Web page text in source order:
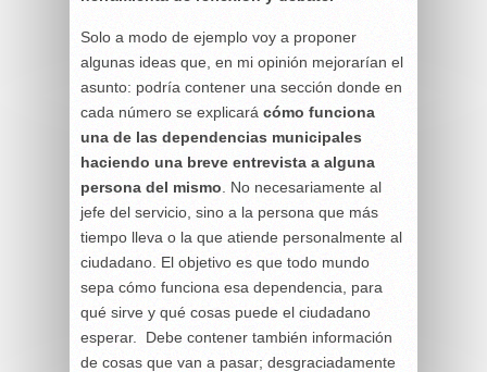
Solo a modo de ejemplo voy a proponer
algunas ideas que, en mi opinión mejorarían el
asunto: podría contener una sección donde en
cada número se explicará cómo funciona
una de las dependencias municipales
haciendo una breve entrevista a alguna
persona del mismo . No necesariamente al
jefe del servicio, sino a la persona que más
tiempo lleva o la que atiende personalmente al
ciudadano. El objetivo es que todo mundo
sepa cómo funciona esa dependencia, para
qué sirve y qué cosas puede el ciudadano
esperar.
Debe contener también información
de cosas que van a pasar; desgraciadamente